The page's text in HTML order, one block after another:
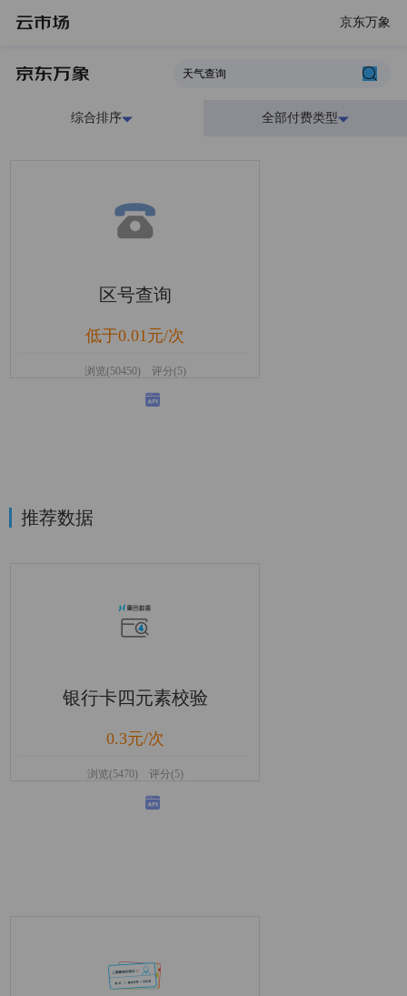
京东万象
综合排序 全部付费类型
区号查询
低于0.01元/次
浏览(50450) 评分(5)
推荐数据
银行卡四元素校验
0.3元/次
浏览(5470) 评分(5)